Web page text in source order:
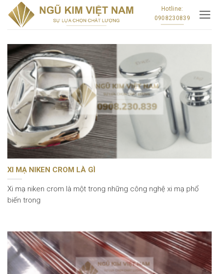
Skip
Hotline:
0908230839
XI MẠ NIKEN CROM LÀ GÌ
Xi mạ niken crom là một trong những công nghệ xi mạ phổ
biến trong